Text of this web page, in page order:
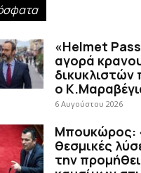
«Helmet
αγορά
δικυκλιστών
ο
6 Αυγούστου 2026
Μπουκώρος:
θεσμικές
την